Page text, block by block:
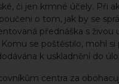
či jen krmné účely. Při
o tom, jak by se
přednáška s živou
se poštěstilo, mohl
k uskladnění do
centra za